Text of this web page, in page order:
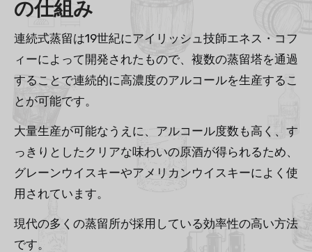
の仕組み
連続式蒸留は19世紀にアイリッシュ技師エネス・コフ
ィーによって開発されたもので、複数の蒸留塔を通過
することで連続的に高濃度のアルコールを生産するこ
とが可能です。
大量生産が可能なうえに、アルコール度数も高く、す
っきりとしたクリアな味わいの原酒が得られるため、
グレーンウイスキーやアメリカンウイスキーによく使
用されています。
現代の多くの蒸留所が採用している効率性の高い方法
です。